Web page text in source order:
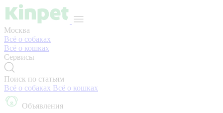
Москва
Всё о собаках
Всё о кошках
Сервисы
Поиск по статьям
Всё о собаках Всё о кошках
Объявления